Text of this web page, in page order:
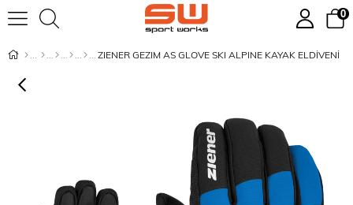
0
ZIENER GEZIM AS GLOVE SKI ALPINE KAYAK ELDİVENİ